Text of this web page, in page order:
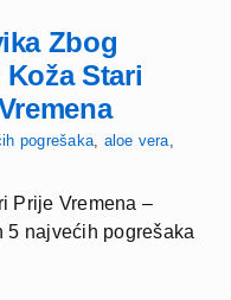
Zbog
Stari
pogrešaka aloe vera
Prije Vremena –
5 najvećih pogrešaka